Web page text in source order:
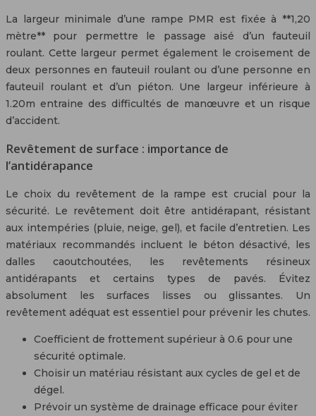
La largeur minimale d’une rampe PMR est fixée à **1,20
mètre** pour permettre le passage aisé d’un fauteuil
roulant. Cette largeur permet également le croisement de
deux personnes en fauteuil roulant ou d’une personne en
fauteuil roulant et d’un piéton. Une largeur inférieure à
1.20m entraine des difficultés de manœuvre et un risque
d’accident.
Revêtement de surface : importance de
l’antidérapance
Le choix du revêtement de la rampe est crucial pour la
sécurité. Le revêtement doit être antidérapant, résistant
aux intempéries (pluie, neige, gel), et facile d’entretien. Les
matériaux recommandés incluent le béton désactivé, les
dalles caoutchoutées, les revêtements résineux
antidérapants et certains types de pavés. Évitez
absolument les surfaces lisses ou glissantes. Un
revêtement adéquat est essentiel pour prévenir les chutes.
Coefficient de frottement supérieur à 0.6 pour une
sécurité optimale.
Choisir un matériau résistant aux cycles de gel et de
dégel.
Prévoir un système de drainage efficace pour éviter